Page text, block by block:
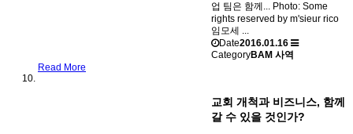
업 팀은 함께... Photo: Some
rights reserved by m'sieur rico
임모세 ...
Date2016.01.16
CategoryBAM 사역
Read More
교회 개척과 비즈니스, 함께
갈 수 있을 것인가?